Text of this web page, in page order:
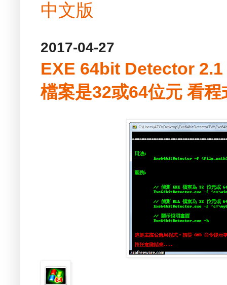
中文版
2017-04-27
EXE 64bit Detector 2.1
檔案是32或64位元 看程